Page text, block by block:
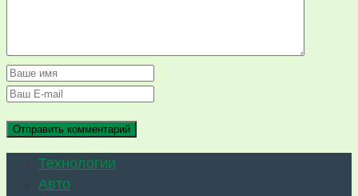
Технологии
Авто